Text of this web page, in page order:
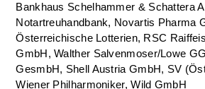
Bankhaus Schelhammer & Schattera
Notartreuhandbank, Novartis Pharma
Österreichische Lotterien, RSC
GmbH, Walther Salvenmoser/Lowe
GesmbH, Shell Austria GmbH, SV
Wiener Philharmoniker, Wild GmbH